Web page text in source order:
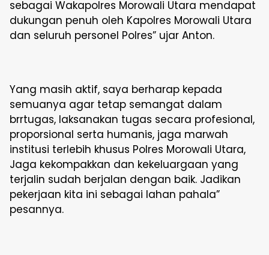
sebagai Wakapolres Morowali Utara mendapat
dukungan penuh oleh Kapolres Morowali Utara
dan seluruh personel Polres” ujar Anton.
Yang masih aktif, saya berharap kepada
semuanya agar tetap semangat dalam
brrtugas, laksanakan tugas secara profesional,
proporsional serta humanis, jaga marwah
institusi terlebih khusus Polres Morowali Utara,
Jaga kekompakkan dan kekeluargaan yang
terjalin sudah berjalan dengan baik. Jadikan
pekerjaan kita ini sebagai lahan pahala”
pesannya.